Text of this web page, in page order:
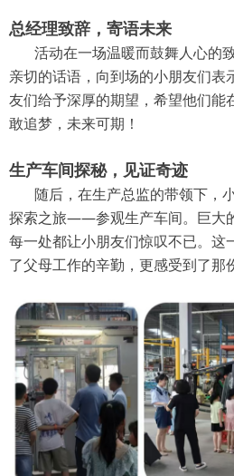
总经理致辞，寄语未来
活动在一场温暖而鼓舞人心的
亲切的话语，向到场的小朋友们表
友们给予深厚的期望，希望他们能
敢追梦，未来可期！
生产车间探秘，见证奇迹
随后，在生产总监的带领下，
探索之旅——参观生产车间。巨大
每一处都让小朋友们惊叹不已。这
了父母工作的辛勤，更感受到了那